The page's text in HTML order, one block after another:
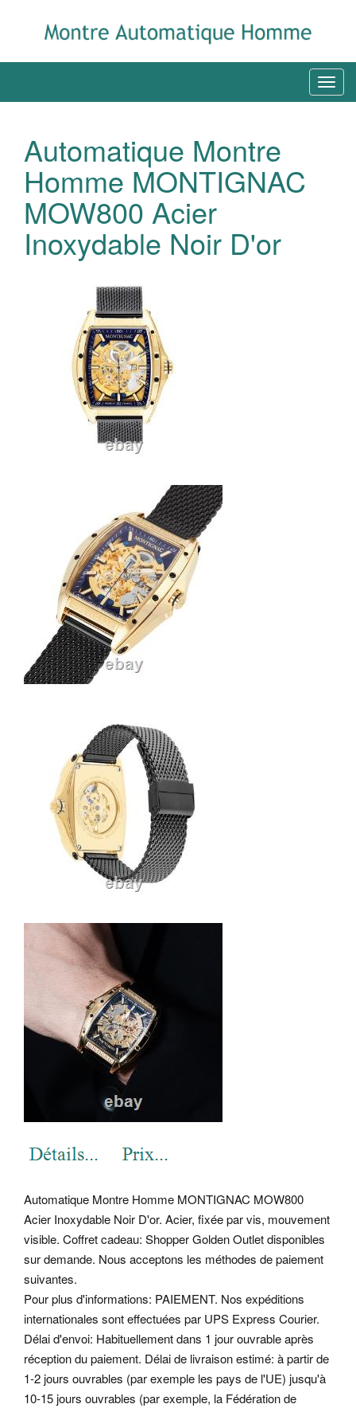
Automatique Montre
Homme MONTIGNAC
MOW800 Acier
Inoxydable Noir D'or
Automatique Montre Homme MONTIGNAC MOW800
Acier Inoxydable Noir D'or. Acier, fixée par vis, mouvement
visible. Coffret cadeau: Shopper Golden Outlet disponibles
sur demande. Nous acceptons les méthodes de paiement
suivantes.
Pour plus d'informations: PAIEMENT. Nos expéditions
internationales sont effectuées par UPS Express Courier.
Délai d'envoi: Habituellement dans 1 jour ouvrable après
réception du paiement. Délai de livraison estimé: à partir de
1-2 jours ouvrables (par exemple les pays de l'UE) jusqu'à
10-15 jours ouvrables (par exemple, la Fédération de